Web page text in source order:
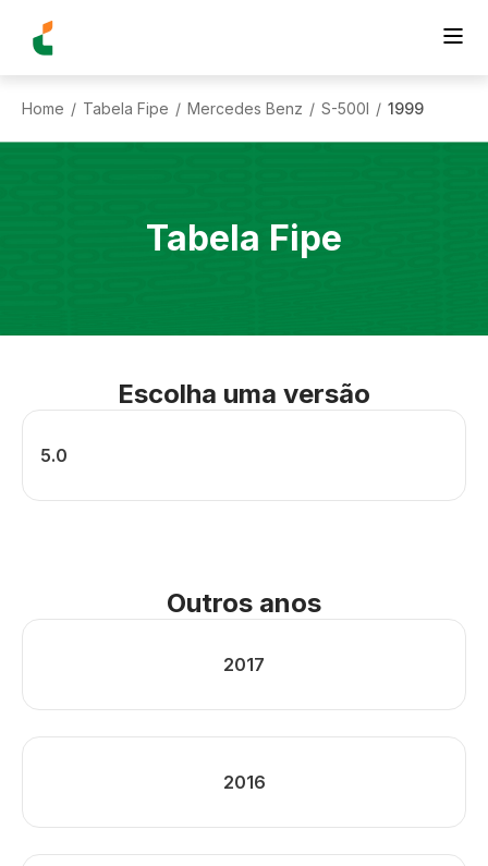
Home / Tabela Fipe / Mercedes Benz / S-500l / 1999
Tabela Fipe
Escolha uma versão
5.0
Outros anos
2017
2016